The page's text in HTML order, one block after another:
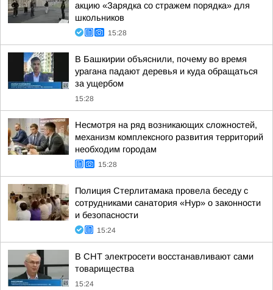
акцию «Зарядка со стражем порядка» для
школьников
15:28
В Башкирии объяснили, почему во время
урагана падают деревья и куда обращаться
за ущербом
15:28
Несмотря на ряд возникающих сложностей,
механизм комплексного развития территорий
необходим городам
15:28
Полиция Стерлитамака провела беседу с
сотрудниками санатория «Нур» о законности
и безопасности
15:24
В СНТ электросети восстанавливают сами
товарищества
15:24